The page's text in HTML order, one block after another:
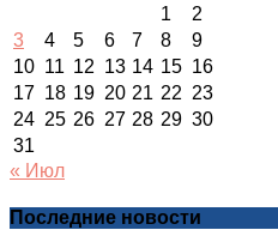
1
2
3
4 5 6 7 8
9
10 11 12 13 14 15 16
17 18 19 20 21 22 23
24 25 26 27 28 29 30
31
« Июл
Последние новости